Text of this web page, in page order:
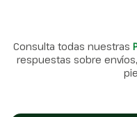
Consulta todas nuestras
respuestas sobre